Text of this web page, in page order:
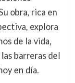
obra, rica en
explora
de la vida,
barreras del
en día.